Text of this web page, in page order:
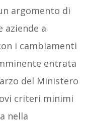
argomento di
aziende a
i cambiamenti
entrata
del Ministero
criteri minimi
nella